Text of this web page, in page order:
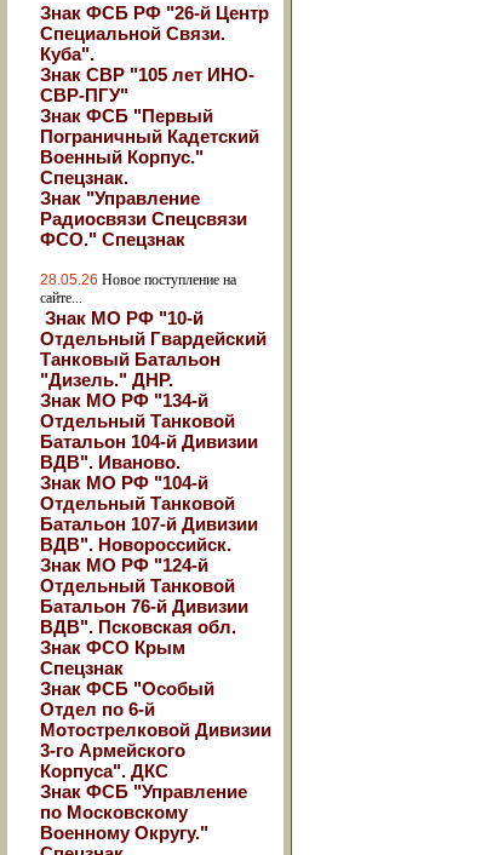
Знак ФСБ РФ "26-й Центр
Специальной Связи.
Куба".
Знак СВР "105 лет ИНО-
СВР-ПГУ"
Знак ФСБ "Первый
Пограничный Кадетский
Военный Корпус."
Спецзнак.
Знак "Управление
Радиосвязи Спецсвязи
ФСО." Спецзнак
28.05.26 Новое поступление на
сайте...
Знак МО РФ "10-й
Отдельный Гвардейский
Танковый Батальон
"Дизель." ДНР.
Знак МО РФ "134-й
Отдельный Танковой
Батальон 104-й Дивизии
ВДВ". Иваново.
Знак МО РФ "104-й
Отдельный Танковой
Батальон 107-й Дивизии
ВДВ". Новороссийск.
Знак МО РФ "124-й
Отдельный Танковой
Батальон 76-й Дивизии
ВДВ". Псковская обл.
Знак ФСО Крым
Спецзнак
Знак ФСБ "Особый
Отдел по 6-й
Мотострелковой Дивизии
3-го Армейского
Корпуса". ДКС
Знак ФСБ "Управление
по Московскому
Военному Округу."